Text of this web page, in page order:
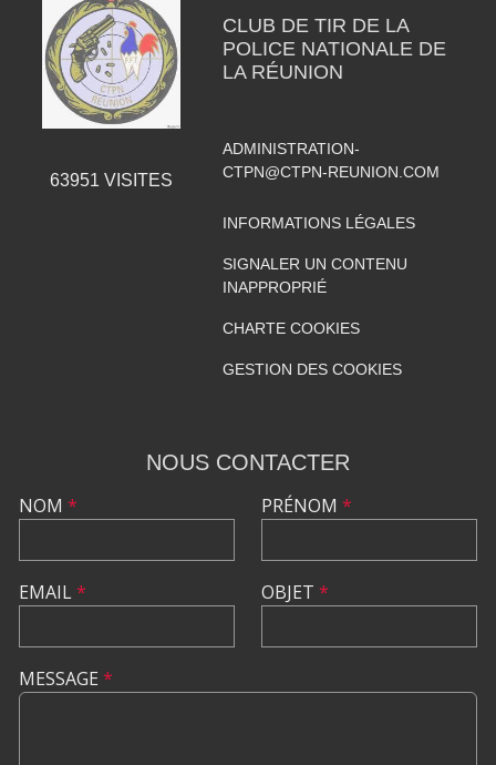
63951 VISITES
CLUB DE TIR DE LA
POLICE NATIONALE DE
LA RÉUNION
ADMINISTRATION-
CTPN@CTPN-REUNION.COM
INFORMATIONS LÉGALES
SIGNALER UN CONTENU
INAPPROPRIÉ
CHARTE COOKIES
GESTION DES COOKIES
NOUS CONTACTER
NOM *
EMAIL*
PRÉNOM *
OBJET *
MESSAGE *